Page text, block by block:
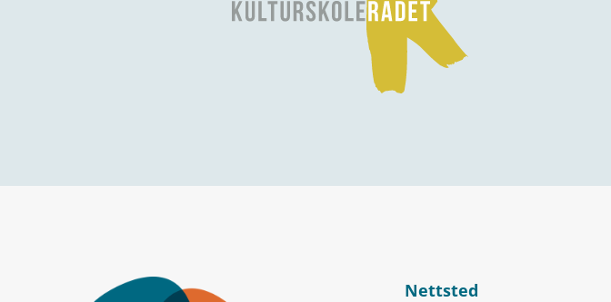
Nettsted